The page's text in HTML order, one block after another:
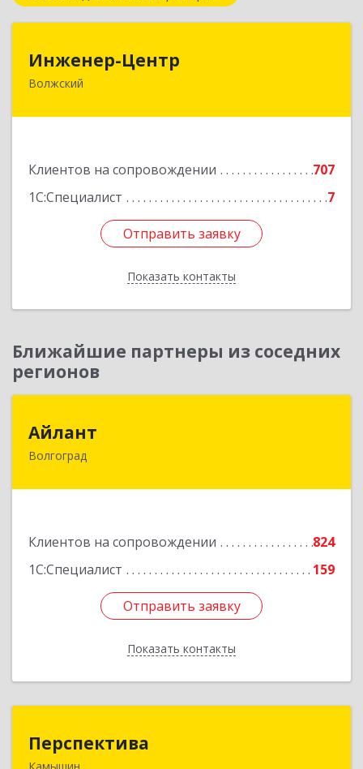
Инженер-Центр
Волжский
Клиентов на сопровождении
707
1С:Специалист
7
Отправить заявку
Показать контакты
404120, Волгоградская обл, Волжский г, им
Отправить заявку
Назад
Ближайшие партнеры из соседних
регионов
Айлант
Волгоград
Клиентов на сопровождении
824
1С:Специалист
159
Отправить заявку
Показать контакты
400001, Волгоградская обл, Волгоград г, им
Отправить заявку
Назад
Перспектива
Камышин